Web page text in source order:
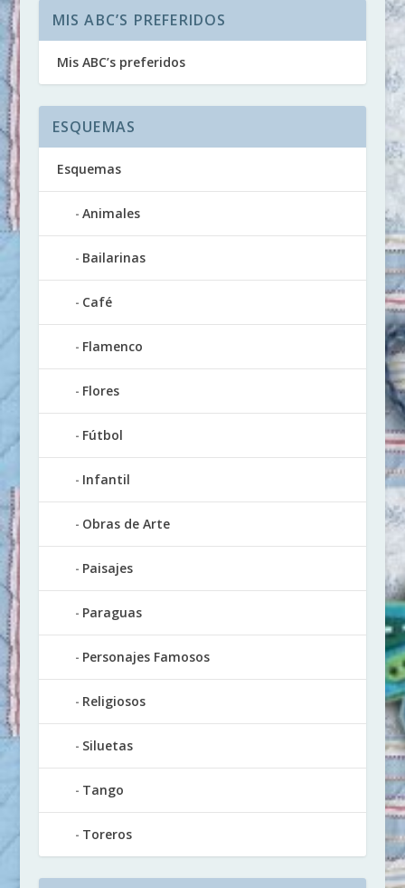
MIS ABC’S PREFERIDOS
Mis ABC’s preferidos
ESQUEMAS
Esquemas
Animales
Bailarinas
Café
Flamenco
Flores
Fútbol
Infantil
Obras de Arte
Paisajes
Paraguas
Personajes Famosos
Religiosos
Siluetas
Tango
Toreros